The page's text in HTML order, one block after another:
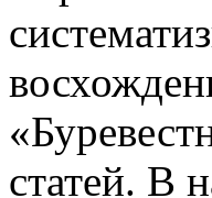
статей. В